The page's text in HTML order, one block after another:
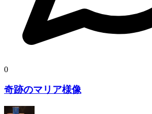
0
奇跡のマリア様像